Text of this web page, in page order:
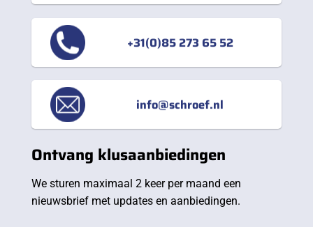
+31(0)85 273 65 52
info@schroef.nl
Ontvang klusaanbiedingen
We sturen maximaal 2 keer per maand een
nieuwsbrief met updates en aanbiedingen.